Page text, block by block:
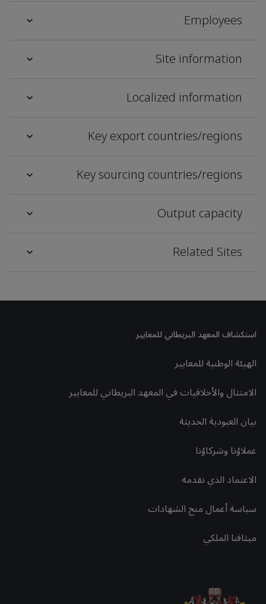
Employees
Site information
Localized information
Key export countries/regions
Key sourcing countries/regions
Output capacity
Related Sites
استكشاف المعهد البريطاني للمعايير
الهيئة الوطنية للمعايير
الامتثال والأخلاقيات في المعهد البريطاني للمعايير
بيان العبودية الحديثة
عملاؤنا وشركاؤنا
الاعتماد الذي نقدمه
سياسة أعمال منح الشهادات
ميثاقنا الملكي